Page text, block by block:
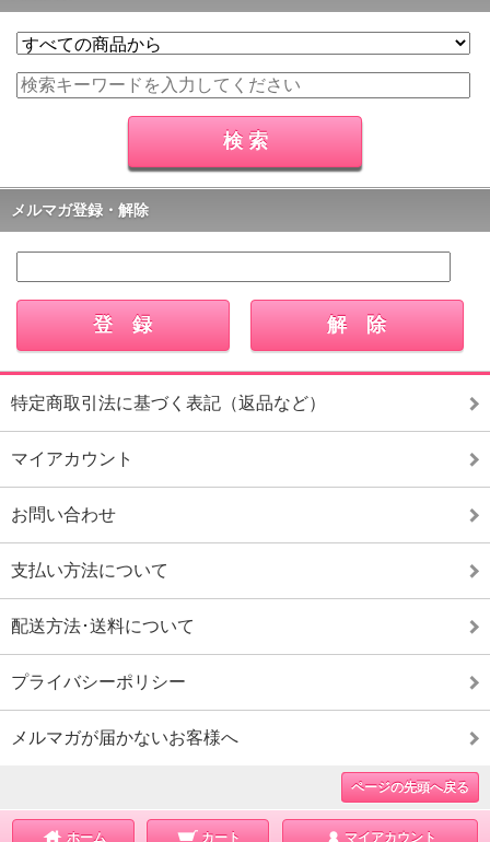
メルマガ登録・解除
特定商取引法に基づく表記（返品など）
マイアカウント
お問い合わせ
支払い方法について
配送方法･送料について
プライバシーポリシー
メルマガが届かないお客様へ
ページの先頭へ戻る
ホーム カート マイアカウント